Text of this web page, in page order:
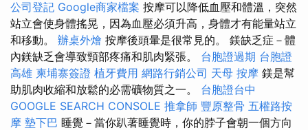
公司登記 Google商家檔案 按摩可以降低血壓和體溫，突然
站立會使身體搖晃，因為血壓必須升高，身體才有能量站立
和移動。 辦桌外燴 按摩後頭暈是很常見的。 鎂缺乏症－體
內鎂缺乏會導致頸部疼痛和肌肉緊張。 台胞證過期 台胞證
高雄 柬埔寨簽證 植牙費用 網路行銷公司 天母 按摩 鎂是幫
助肌肉收縮和放鬆的必需礦物質之一。 台胞證台中
GOOGLE SEARCH CONSOLE 推拿師 豐原整骨 五權路按
摩 墊下巴 睡覺－當你趴著睡覺時，你的脖子會朝一個方向